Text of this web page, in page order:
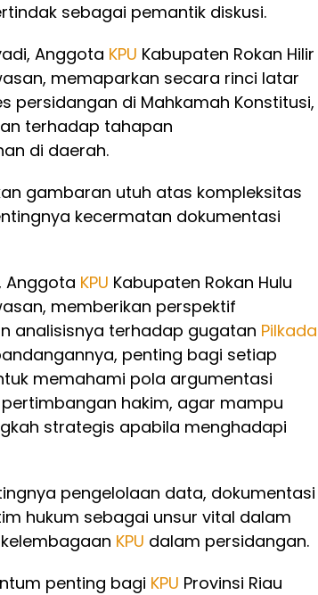
sebagai pemantik diskusi.
Anggota KPU Kabupaten Rokan Hilir
memaparkan secara rinci latar
persidangan di Mahkamah Konstitusi,
terhadap tahapan
di daerah.
gambaran utuh atas kompleksitas
kecermatan dokumentasi
Anggota KPU Kabupaten Rokan Hulu
memberikan perspektif
analisisnya terhadap gugatan Pilkada
penting bagi setiap
memahami pola argumentasi
hakim, agar mampu
strategis apabila menghadapi
pengelolaan data, dokumentasi
hukum sebagai unsur vital dalam
KPU dalam persidangan.
penting bagi KPU Provinsi Riau